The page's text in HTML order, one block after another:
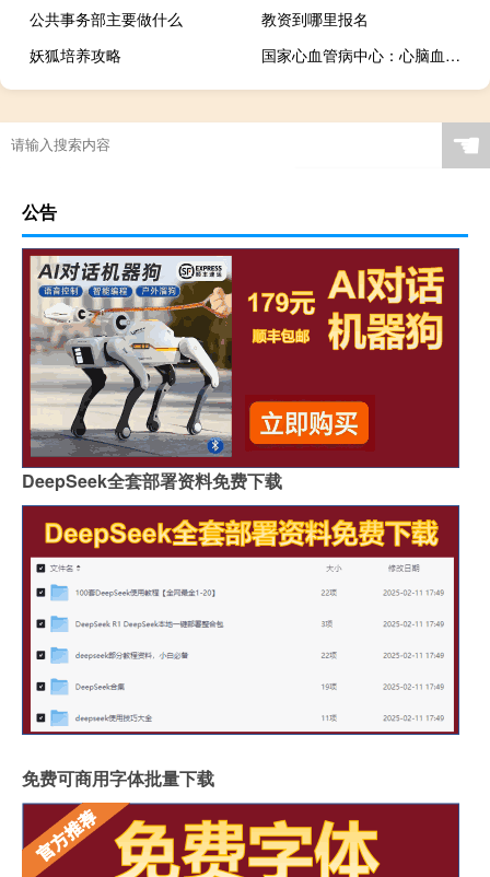
公共事务部主要做什么
教资到哪里报名
妖狐培养攻略
国家心血管病中心：心脑血管疾病发病存在年轻化趋势
☚
公告
DeepSeek全套部署资料免费下载
免费可商用字体批量下载